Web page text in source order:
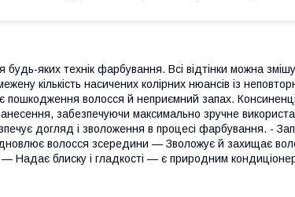
яких технік фарбування. Всі відтінки можна
кількість насичених колірних нюансів із
пошкодження волосся й неприємний запах.
забезпечуючи максимально зручне
догляд і зволоження в процесі фарбування. -
волосся зсередини — Зволожує й захищає
Надає блиску і гладкості — є природним